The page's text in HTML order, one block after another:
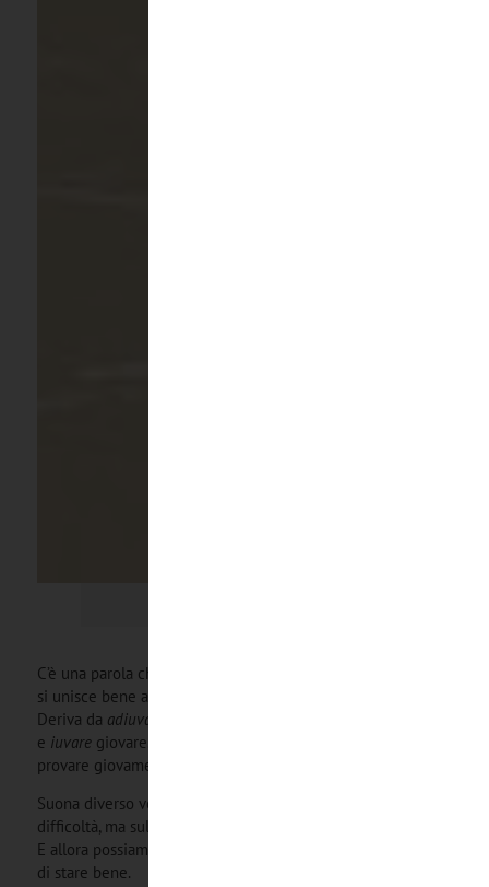
C’è una parola che mi va di regalarvi in questo agosto e che
si unisce bene a quanto scritto finora. La parola è: AIUTO.
Deriva da adiuvare
e iuvaregiovare. Aiutare vuol dire quindi giovare a…,
provare giovamento verso…
Suona diverso vero se mettiamo l’accento non sulla
difficoltà, ma sul beneficio che ne traiamo, sul giovamento.
E allora possiamo chiedere aiuto perché significa chiedere
di stare bene.